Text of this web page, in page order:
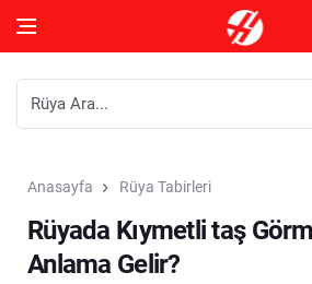
Anasayfa Rüya Tabirleri
Rüyada Kıymetli taş
Anlama Gelir?